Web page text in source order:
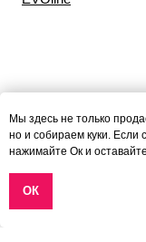
Данный сайт носит
информационные
определяемой
Мы здесь не только
но и собираем куки. Если
нажимайте Ок и
ОК